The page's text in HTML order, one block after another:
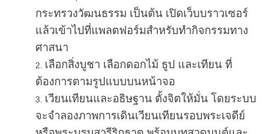
กระทรวงวัฒนธรรม เป็นต้น เปิดเว็บบราวเซอร์
แล้วเข้าไปที่แพลตฟอร์มสำหรับทำกิจกรรมทาง
ศาสนา
เลือกสิ่งบูชา เลือกดอกไม้ ธูป และเทียน ที่
ต้องการตามรูปแบบบนหน้าจอ
เวียนเทียนและอธิษฐาน ตั้งจิตให้มั่น โดยระบบ
จะจำลองภาพการเดินเวียนเทียนรอบพระเจดีย์